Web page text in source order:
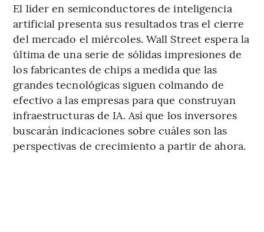
El líder en semiconductores de inteligencia
artificial presenta sus resultados tras el cierre
del mercado el miércoles. Wall Street espera la
última de una serie de sólidas impresiones de
los fabricantes de chips a medida que las
grandes tecnológicas siguen colmando de
efectivo a las empresas para que construyan
infraestructuras de IA. Así que los inversores
buscarán indicaciones sobre cuáles son las
perspectivas de crecimiento a partir de ahora.